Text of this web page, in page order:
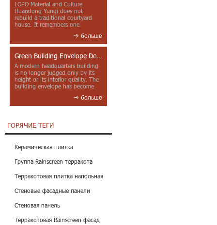
LOPO Material and Culture
Huandong Yunqi does not
rebuild a traditional courtyard
house. It remembers one
больше
Green Building Envelope Design: Clay Sunscreen Fins for Modern Headquarters Architecture
A modern headquarters building
is no longer judged only by its
height or its interior quality. The
building envelope has become
больше
ГОРЯЧИЕ ТЕГИ
Керамическая плитка
Группа Rainscreen терракота
Терракотовая плитка напольная
Стеновые фасадные панели
Стеновая панель
Терракотовая Rainscreen фасад